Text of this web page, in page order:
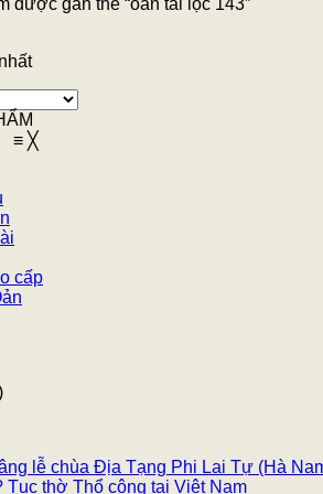
được gắn thẻ “oản tài lộc 143”
≡ ╳
cấp
lễ chùa Địa Tạng Phi Lai Tự (Hà
Tục thờ Thổ công tại Việt Nam